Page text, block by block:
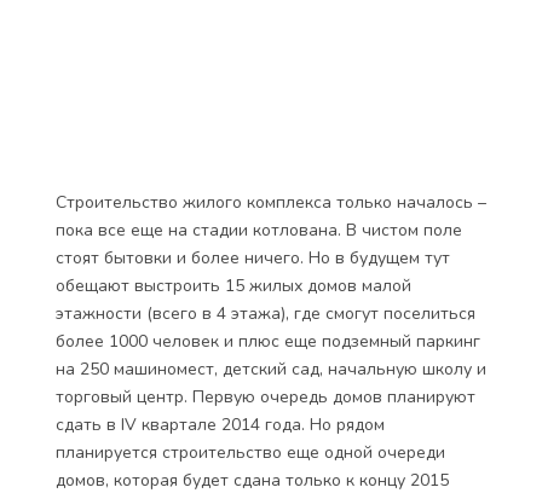
Строительство жилого комплекса только началось –
пока все еще на стадии котлована. В чистом поле
стоят бытовки и более ничего. Но в будущем тут
обещают выстроить 15 жилых домов малой
этажности (всего в 4 этажа), где смогут поселиться
более 1000 человек и плюс еще подземный паркинг
на 250 машиномест, детский сад, начальную школу и
торговый центр. Первую очередь домов планируют
сдать в IV квартале 2014 года. Но рядом
планируется строительство еще одной очереди
домов, которая будет сдана только к концу 2015